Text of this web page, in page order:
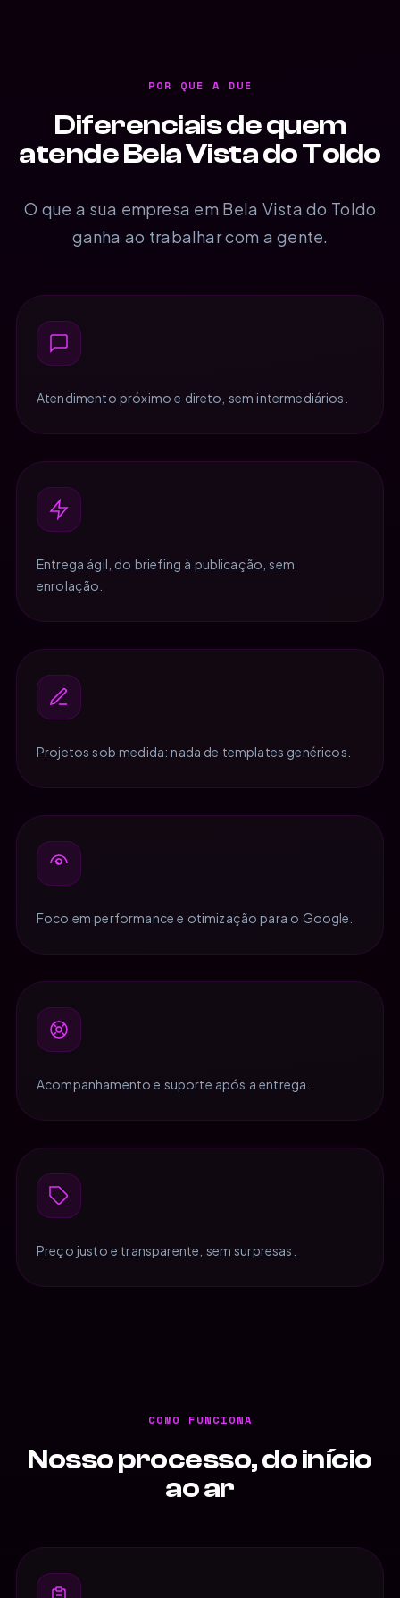
POR QUE A DUE
Diferenciais de quem
atende Bela Vista do Toldo
O que a sua empresa em Bela Vista do Toldo
ganha ao trabalhar com a gente.
Atendimento próximo e direto, sem intermediários.
Entrega ágil, do briefing à publicação, sem
enrolação.
Projetos sob medida: nada de templates genéricos.
Foco em performance e otimização para o Google.
Acompanhamento e suporte após a entrega.
Preço justo e transparente, sem surpresas.
COMO FUNCIONA
Nosso processo, do início
ao ar